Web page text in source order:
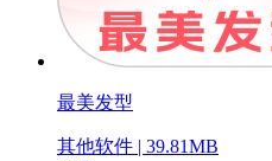
最美发型
其他软件 | 39.81MB